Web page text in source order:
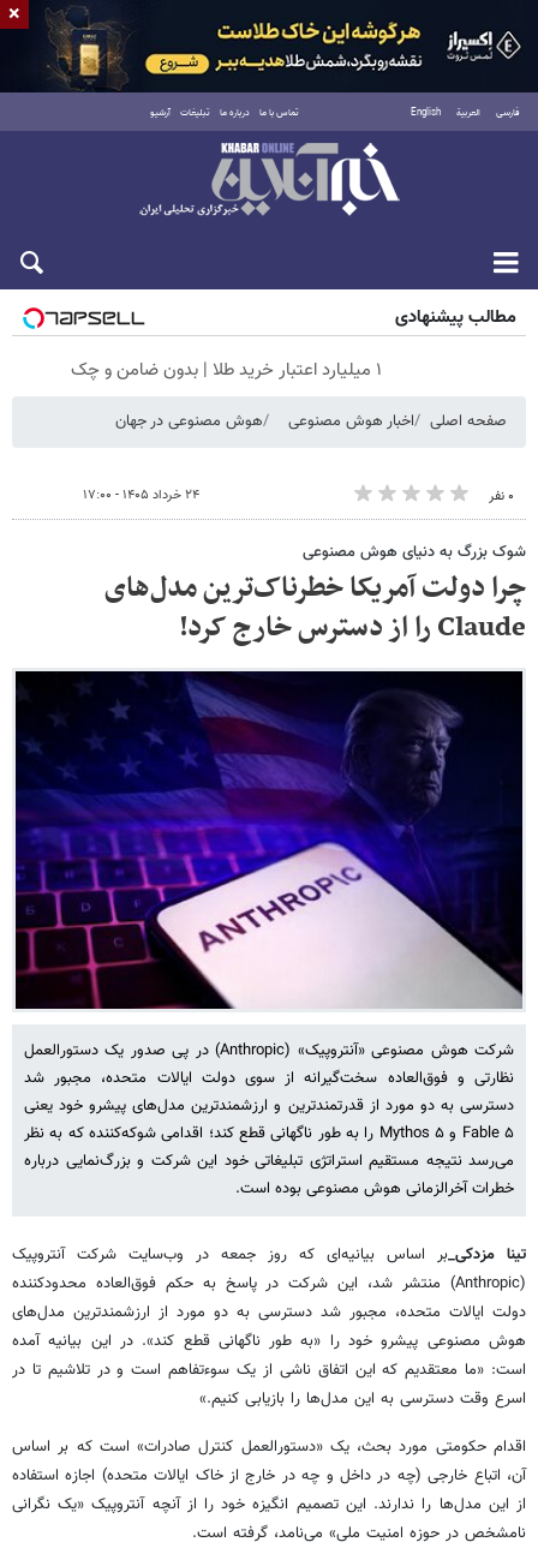
فارسی العربية English تماس با ما درباره ما تبلیغات آرشیو
شنبه ۱۷ مرداد ۱۴۰۵
مطالب پیشنهادی
۱ میلیارد اعتبار خرید طلا | بدون ضامن و چک
صفحه اصلی اخبار هوش مصنوعی هوش مصنوعی در جهان
۰ نفر ۲۴ خرداد ۱۴۰۵ - ۱۷:۰۰
شوک بزرگ به دنیای هوش مصنوعی
چرا دولت آمریکا خطرناک‌ترین مدل‌های
Claude را از دسترس خارج کرد!
شرکت هوش مصنوعی «آنتروپیک» (Anthropic) در پی صدور یک دستورالعمل
نظارتی و فوق‌العاده سخت‌گیرانه از سوی دولت ایالات متحده، مجبور شد
دسترسی به دو مورد از قدرتمندترین و ارزشمندترین مدل‌های پیشرو خود یعنی
Fable ۵ و Mythos ۵ را به طور ناگهانی قطع کند؛ اقدامی شوکه‌کننده که به نظر
می‌رسد نتیجه مستقیم استراتژی تبلیغاتی خود این شرکت و بزرگ‌نمایی درباره
خطرات آخرالزمانی هوش مصنوعی بوده است.
تینا مزدکی_بر اساس بیانیه‌ای که روز جمعه در وب‌سایت شرکت آنتروپیک
(Anthropic) منتشر شد، این شرکت در پاسخ به حکم فوق‌العاده محدودکننده
دولت ایالات متحده، مجبور شد دسترسی به دو مورد از ارزشمندترین مدل‌های
هوش مصنوعی پیشرو خود را «به طور ناگهانی قطع کند». در این بیانیه آمده
است: «ما معتقدیم که این اتفاق ناشی از یک سوءتفاهم است و در تلاشیم تا در
اسرع وقت دسترسی به این مدل‌ها را بازیابی کنیم.»
اقدام حکومتی مورد بحث، یک «دستورالعمل کنترل صادرات» است که بر اساس
آن، اتباع خارجی (چه در داخل و چه در خارج از خاک ایالات متحده) اجازه استفاده
از این مدل‌ها را ندارند. این تصمیم انگیزه خود را از آنچه آنتروپیک «یک نگرانی
نامشخص در حوزه امنیت ملی» می‌نامد، گرفته است.
×